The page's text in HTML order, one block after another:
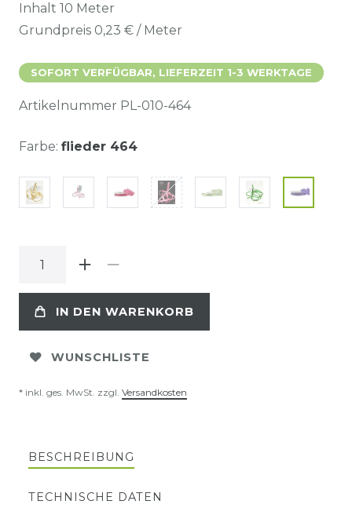
Inhalt 10 Meter
Grundpreis 0,23 € / Meter
SOFORT VERFÜGBAR, LIEFERZEIT 1-3 WERKTAGE
Artikelnummer PL-010-464
Farbe: flieder 464
IN DEN WARENKORB
WUNSCHLISTE
* inkl. ges. MwSt. zzgl. Versandkosten
BESCHREIBUNG
TECHNISCHE DATEN